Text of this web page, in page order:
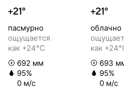
+21°
пасмурно
ощущается
как +24°C
692 мм
95%
0 м/с
+21°
облачно
как
693
95%
0 м/с